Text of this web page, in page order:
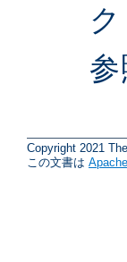
参
Copyright 2021
この文書は